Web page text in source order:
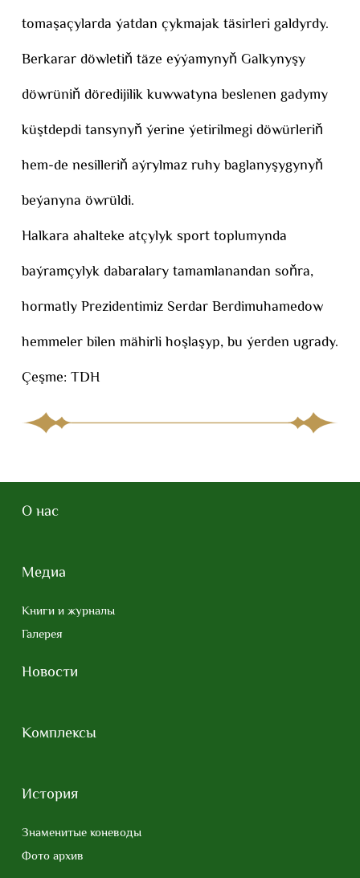
tomaşaçylarda ýatdan çykmajak täsirleri galdyrdy.
Berkarar döwletiň täze eýýamynyň Galkynyşy
döwrüniň döredijilik kuwwatyna beslenen gadymy
küştdepdi tansynyň ýerine ýetirilmegi döwürleriň
hem-de nesilleriň aýrylmaz ruhy baglanyşygynyň
beýanyna öwrüldi.
Halkara ahalteke atçylyk sport toplumynda
baýramçylyk dabaralary tamamlanandan soňra,
hormatly Prezidentimiz Serdar Berdimuhamedow
hemmeler bilen mähirli hoşlaşyp, bu ýerden ugrady.
Çeşme: TDH
О нас
Медиа
Книги и журналы
Галерея
Новости
Комплексы
История
Знаменитые коневоды
Фото архив